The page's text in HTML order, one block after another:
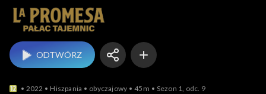
ODTWÓRZ
2022 Hiszpania obyczajowy 45m Sezon 1, odc. 9